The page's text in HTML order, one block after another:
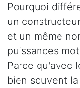
Pourquoi
un
et un même
puissances
Parce qu'avec
bien souvent